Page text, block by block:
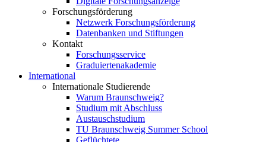
Forschungsförderung
Netzwerk Forschungsförderung
Datenbanken und Stiftungen
Kontakt
Forschungsservice
Graduiertenakademie
International
Internationale Studierende
Warum Braunschweig?
Studium mit Abschluss
Austauschstudium
TU Braunschweig Summer School
Geflüchtete